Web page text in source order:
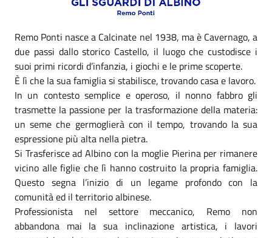
Remo Ponti nasce a Calcinate nel 1938, ma è Cavernago, a
due passi dallo storico Castello, il luogo che custodisce i
suoi primi ricordi d’infanzia, i giochi e le prime scoperte.
È lì che la sua famiglia si stabilisce, trovando casa e lavoro.
In un contesto semplice e operoso, il nonno fabbro gli
trasmette la passione per la trasformazione della materia:
un seme che germoglierà con il tempo, trovando la sua
espressione più alta nella pietra.
Si Trasferisce ad Albino con la moglie Pierina per rimanere
vicino alle figlie che lì hanno costruito la propria famiglia.
Questo segna l’inizio di un legame profondo con la
comunità ed il territorio albinese.
Professionista nel settore meccanico, Remo non
abbandona mai la sua inclinazione artistica, i lavori